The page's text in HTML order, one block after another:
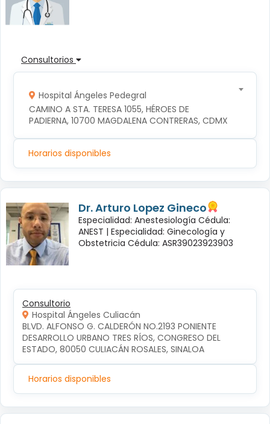
Consultorios
Hospital Ángeles Pedegral
CAMINO A STA. TERESA 1055, HÉROES DE
PADIERNA, 10700 MAGDALENA CONTRERAS, CDMX
Horarios disponibles
Dr. Arturo Lopez Gineco
Especialidad: Anestesiología Cédula:
ANEST | Especialidad: Ginecología y
Obstetricia Cédula: ASR39023923903
Consultorio
Hospital Ángeles Culiacán
BLVD. ALFONSO G. CALDERÓN NO.2193 PONIENTE
DESARROLLO URBANO TRES RÍOS, CONGRESO DEL
ESTADO, 80050 CULIACÁN ROSALES, SINALOA
Horarios disponibles